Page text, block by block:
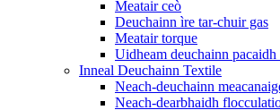
Meatair ceò
Deuchainn ìre tar-chuir gas
Meatair torque
Uidheam deuchainn pacaidh
Inneal Deuchainn Textile
Neach-deuchainn
Neach-dearbhaidh